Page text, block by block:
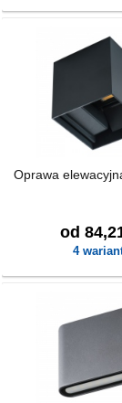
Oprawa
od
4